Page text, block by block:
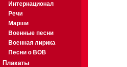
Интернационал
Речи
Марши
Военные песни
Военная лирика
Песни о ВОВ
Плакаты